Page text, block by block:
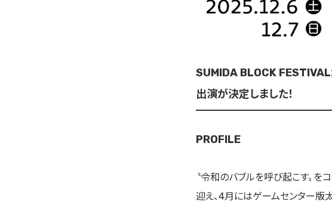
SUMIDA BLOCK
出演が決定しました！
PROFILE
〝令和のバブルを呼び起こす〟
迎え、4月にはゲームセンター版